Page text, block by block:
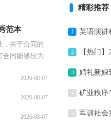
范本
，关于合同的
合同能够较为
2026-08-07
2026-08-07
2026-08-07
精彩推荐
1 英语演讲
2 【热门
句
3 婚礼新娘
4 矿业秩序
5 军训社会